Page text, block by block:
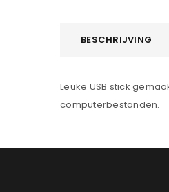
BESCHRIJVING
Leuke USB stick
computerbestanden.